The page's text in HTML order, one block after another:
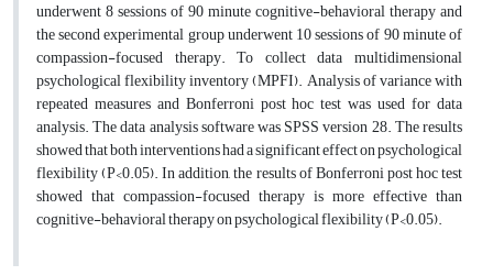
underwent 8 sessions of 90 minute cognitive-behavioral therapy and
the second experimental group underwent 10 sessions of 90 minute of
compassion-focused therapy. To collect data multidimensional
psychological flexibility inventory (MPFI). Analysis of variance with
repeated measures and Bonferroni post hoc test was used for data
analysis. The data analysis software was SPSS version 28. The results
showed that both interventions had a significant effect on psychological
flexibility (P<0.05). In addition, the results of Bonferroni post hoc test
showed that compassion-focused therapy is more effective than
cognitive-behavioral therapy on psychological flexibility (P<0.05).